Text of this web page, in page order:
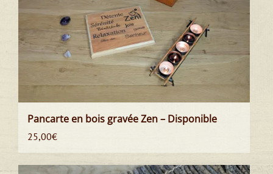
Pancarte en bois gravée Zen – Disponible
25,00€